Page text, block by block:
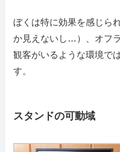
ぼくは特に効果を感じら
か見えないし…）、オフ
観客がいるような環境で
す。
スタンドの可動域